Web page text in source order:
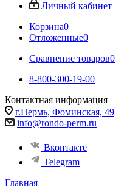
Личный кабинет
Корзина0
Отложенные0
Сравнение товаров0
8-800-300-19-00
Контактная информация
г.Пермь, Фоминская, 49
info@rondo-perm.ru
Вконтакте
Telegram
Главная